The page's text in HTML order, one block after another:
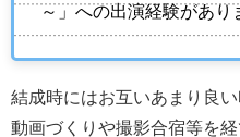
～」への出演経験があり
結成時にはお互いあまり良
動画づくりや撮影合宿等を